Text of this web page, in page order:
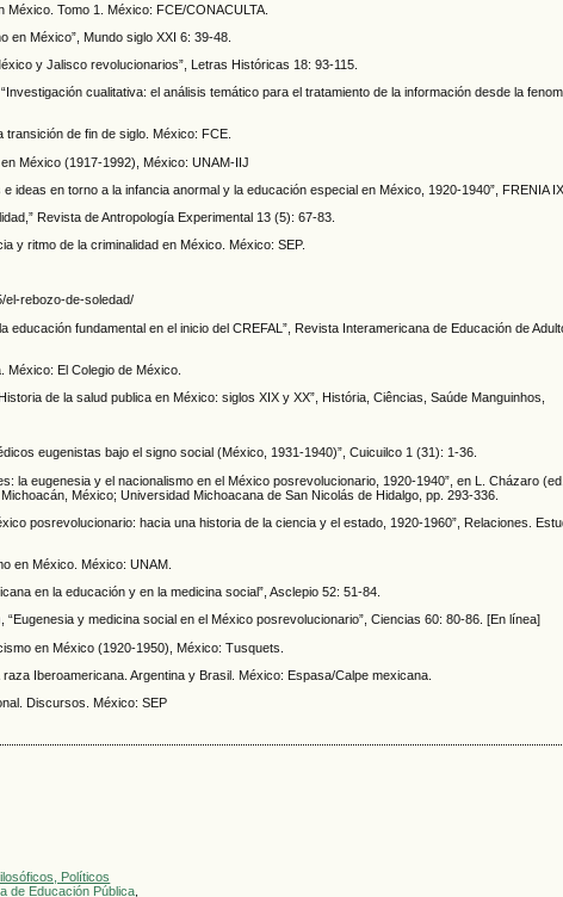
Tomo 1. México: FCE/CONACULTA.
en México”, Mundo siglo XXI 6: 39-48.
y Jalisco revolucionarios”, Letras Históricas 18: 93-115.
cualitativa: el análisis temático para el tratamiento de la información desde la
de fin de siglo. México: FCE.
México (1917-1992), México: UNAM-IIJ
ideas en torno a la infancia anormal y la educación especial en México, 1920-1940”, FRENIA
Revista de Antropología Experimental 13 (5): 67-83.
y ritmo de la criminalidad en México. México: SEP.
el-rebozo-de-soledad/
educación fundamental en el inicio del CREFAL”, Revista Interamericana de Educación de
México: El Colegio de México.
de la salud publica en México: siglos XIX y XX”, História, Ciências, Saúde Manguinhos,
eugenistas bajo el signo social (México, 1931-1940)”, Cuicuilco 1 (31): 1-36.
la eugenesia y el nacionalismo en el México posrevolucionario, 1920-1940”, en L. Cházaro
México; Universidad Michoacana de San Nicolás de Hidalgo, pp. 293-336.
posrevolucionario: hacia una historia de la ciencia y el estado, 1920-1960”, Relaciones.
en México. México: UNAM.
en la educación y en la medicina social”, Asclepio 52: 51-84.
y medicina social en el México posrevolucionario”, Ciencias 60: 80-86. [En línea]
en México (1920-1950), México: Tusquets.
Iberoamericana. Argentina y Brasil. México: Espasa/Calpe mexicana.
Discursos. México: SEP
Políticos
de Educación Pública